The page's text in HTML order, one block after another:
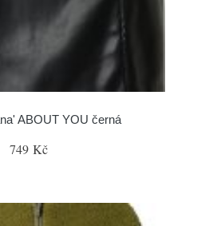
ABOUT YOU černá
749 Kč